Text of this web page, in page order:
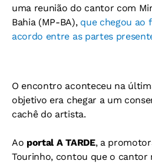
uma reunião do cantor com
Bahia (MP-BA), que chegou ao
acordo entre as partes
O encontro aconteceu na
objetivo era chegar a um
cachê do artista.
Ao portal A TARDE, a
Tourinho, contou que o cantor